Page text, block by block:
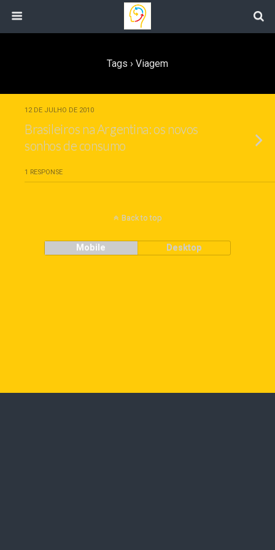
Tags › Viagem
12 DE JULHO DE 2010
Brasileiros na Argentina: os novos
sonhos de consumo
1 RESPONSE
Back to top
Mobile Desktop